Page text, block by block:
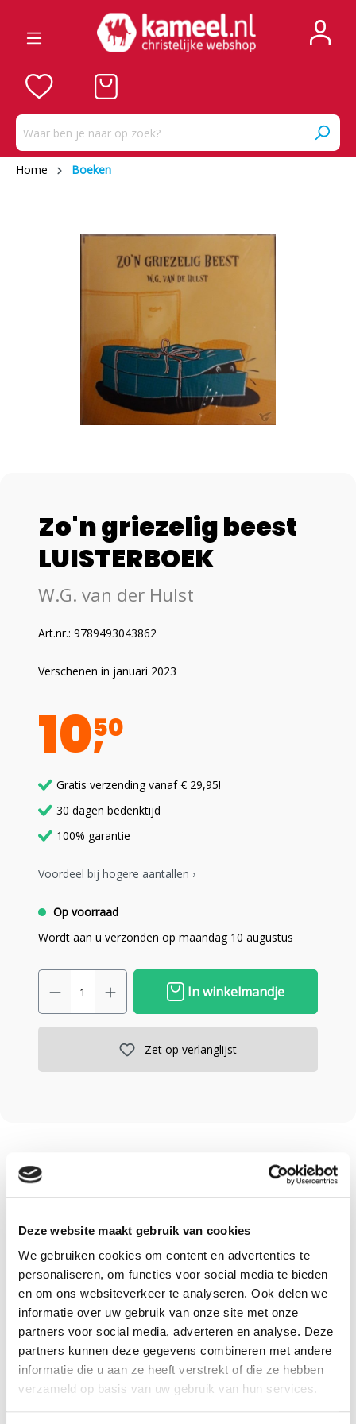
Deze website maakt gebruik van cookies
We gebruiken cookies om content en advertenties te
personaliseren, om functies voor social media te bieden
en om ons websiteverkeer te analyseren. Ook delen we
informatie over uw gebruik van onze site met onze
partners voor social media, adverteren en analyse. Deze
partners kunnen deze gegevens combineren met andere
informatie die u aan ze heeft verstrekt of die ze hebben
verzameld op basis van uw gebruik van hun services.
Home Boeken
Zo'n griezelig beest
LUISTERBOEK
W.G. van der Hulst
Art.nr.: 9789493043862
Verschenen in januari 2023
1050
Gratis verzending vanaf € 29,95!
30 dagen bedenktijd
100% garantie
Voordeel bij hogere aantallen ›
Op voorraad
Wordt aan u verzonden op maandag 10 augustus
In winkelmandje
Zet op verlanglijst
Omschrijving
Omschrijving
Zo'n griezelig beest
LUISTERBOEK
W.G. van der Hulst